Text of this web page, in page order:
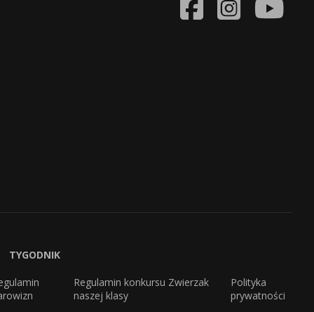
TYGODNIK
Regulamin konkursu Zwierzak
naszej klasy
Polityka
prywatności